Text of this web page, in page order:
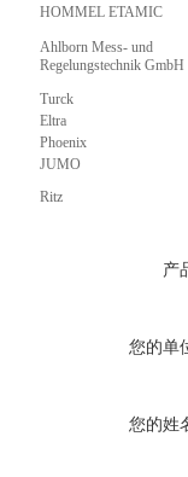
HOMMEL ETAMIC
Ahlborn Mess- und
Regelungstechnik GmbH
Turck
Eltra
Phoenix
JUMO
Ritz
产
您的单
您的姓